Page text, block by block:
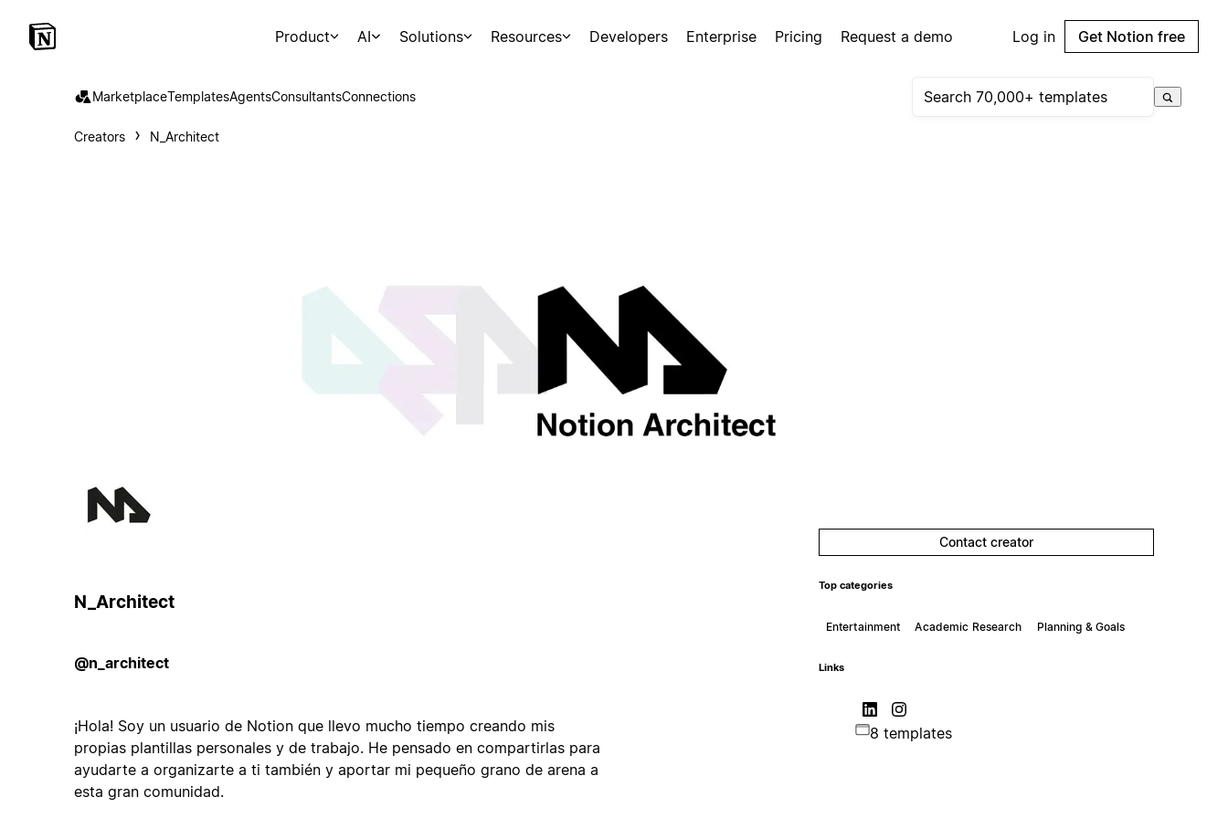
Product AI Solutions Resources Developers Enterprise Pricing Request a demo Log in Get Notion free
MarketplaceTemplatesAgentsConsultantsConnections
Creators N_Architect
N_Architect
@n_architect
¡Hola! Soy un usuario de Notion que llevo mucho tiempo creando mis
propias plantillas personales y de trabajo. He pensado en compartirlas para
ayudarte a organizarte a ti también y aportar mi pequeño grano de arena a
esta gran comunidad.
Contact creator
Top categories
Entertainment Academic Research Planning & Goals
Links
8 templates